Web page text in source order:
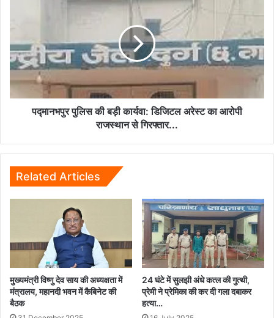
को
मिली
सफलता...
कार्यवा:
डिजिटल
अरेस्ट
का
आरोपी
राजस्थानपद्मानभपुर पुलिस की बड़ी कार्यवा: डिजिटल अरेस्ट का आरोपी
राजस्थान से गिरफ्तार...
Related Articles
मुख्यमंत्री विष्णु देव साय की अध्यक्षता में
मंत्रालय, महानदी भवन में कैबिनेट की
बैठक
24 घंटे में सुलझी अंधे कत्ल की गुत्थी,
प्रेमी ने प्रेमिका की कर दी गला दबाकर
हत्या…